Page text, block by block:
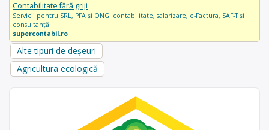
Contabilitate fără griji
Servicii pentru SRL, PFA și ONG: contabilitate, salarizare, e-Factura, SAF-T și
consultanță.
supercontabil.ro
Alte tipuri de deșeuri
Agricultura ecologică